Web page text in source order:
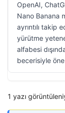
OpenAI,
Nano Banana
ayrıntılı takip
yürütme
alfabesi
becerisiyle öne
1 yazı